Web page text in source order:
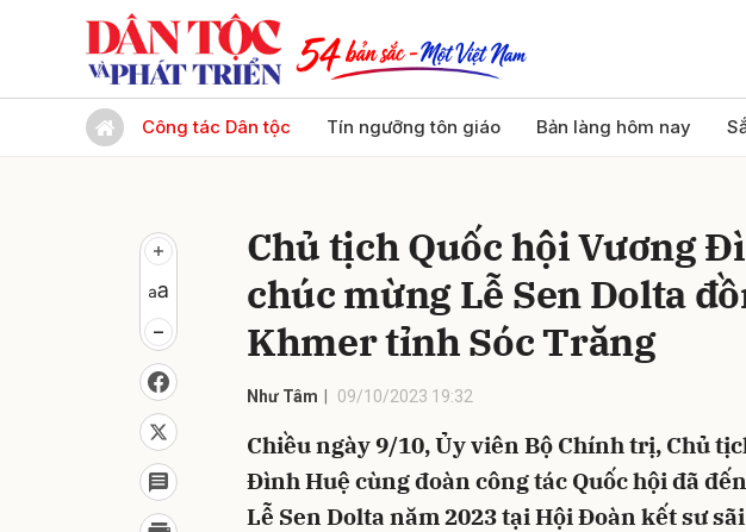
Công tác Dân tộc Tín ngưỡng tôn giáo Bản làng hôm nay
Chủ tịch Quốc hội Vương
chúc mừng Lễ Sen Dolta
Khmer tỉnh Sóc Trăng
Như Tâm 09/10/2023 19:32
Chiều ngày 9/10, Ủy viên Bộ Chính trị, Chủ
Đình Huệ cùng đoàn công tác Quốc hội đã
Lễ Sen Dolta năm 2023 tại Hội Đoàn kết sư
Gửi bình luận